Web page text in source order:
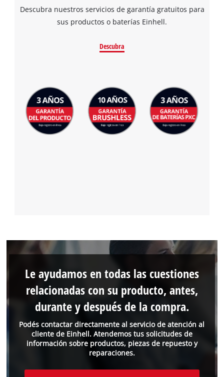
Descubra nuestros servicios de garantía gratuitos para
sus productos o baterías Einhell.
Descubra
Podés contactar directamente al servicio de atención al
cliente de Einhell. Atendemos tus solicitudes de
información sobre productos, piezas de repuesto y
reparaciones.
Le ayudamos en todas las cuestiones
relacionadas con su producto, antes,
durante y después de la compra.